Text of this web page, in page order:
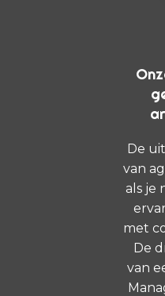
De
van
als je
met
De
van